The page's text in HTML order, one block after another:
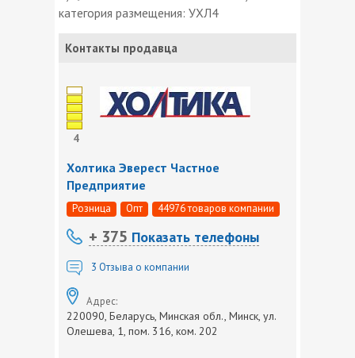
категория размещения: УХЛ4
Контакты продавца
4
Холтика Эверест Частное
Предприятие
Розница Опт 44976 товаров компании
+ 375 Показать телефоны
3 Отзыва о компании
Адрес:
220090, Беларусь, Минская обл., Минск, ул.
Олешева, 1, пом. 316, ком. 202